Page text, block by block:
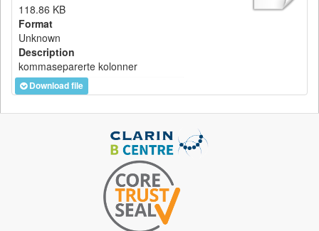
118.86 KB
Format
Unknown
Description
kommaseparerte kolonner
Download file